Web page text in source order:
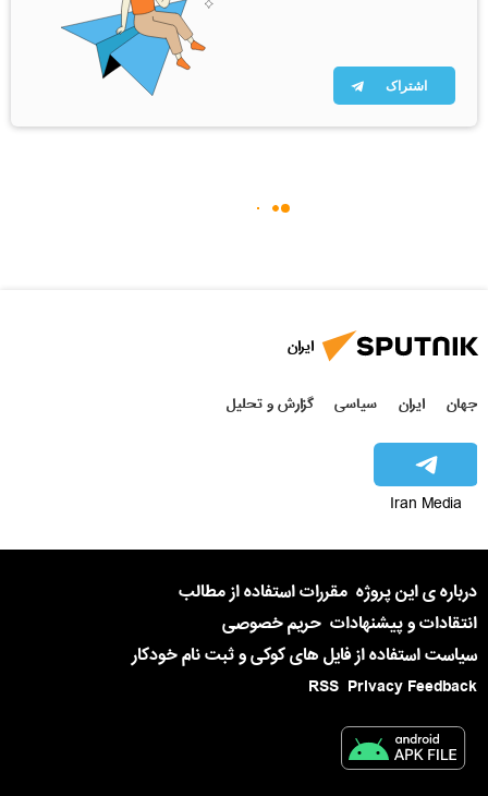
اشتراک
ایران
جهان ایران سیاسی گزارش و تحلیل
Iran Media
درباره ی این پروژه مقررات استفاده از مطالب
انتقادات و پیشنهادات حریم خصوصی
سیاست استفاده از فایل های کوکی و ثبت نام خودکار
Privacy Feedback
RSS